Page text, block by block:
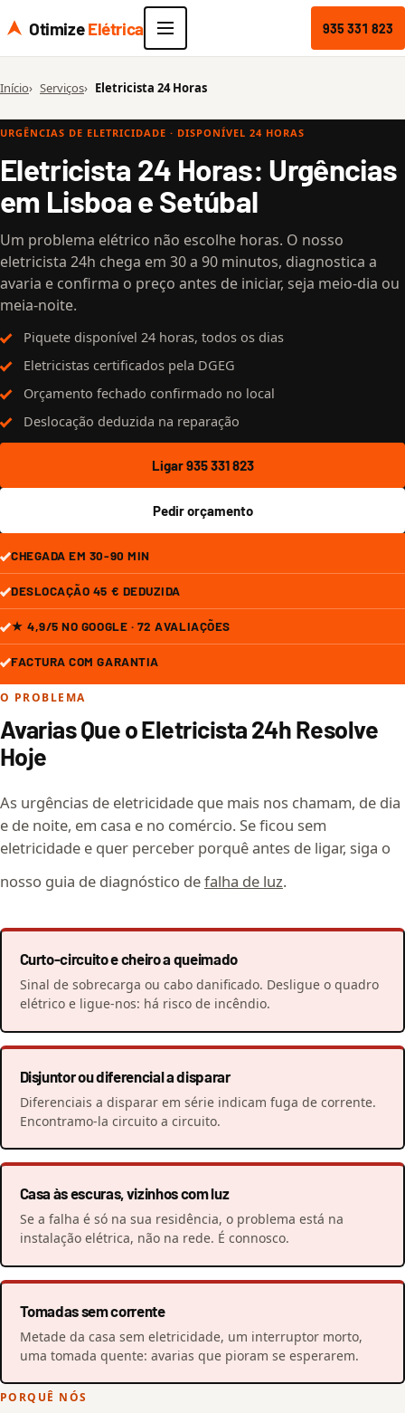
OtimizeElétrica 935 331 823
Início Serviços Eletricista 24 Horas
URGÊNCIAS DE ELETRICIDADE · DISPONÍVEL 24 HORAS
Eletricista 24 Horas: Urgências
em Lisboa e Setúbal
Um problema elétrico não escolhe horas. O nosso
eletricista 24h chega em 30 a 90 minutos, diagnostica a
avaria e confirma o preço antes de iniciar, seja meio-dia ou
meia-noite.
Piquete disponível 24 horas, todos os dias
Eletricistas certificados pela DGEG
Orçamento fechado confirmado no local
Deslocação deduzida na reparação
Ligar 935 331 823
Pedir orçamento
CHEGADA EM 30-90 MIN
DESLOCAÇÃO 45 € DEDUZIDA
★ 4,9/5 NO GOOGLE · 72 AVALIAÇÕES
FACTURA COM GARANTIA
O PROBLEMA
Avarias Que o Eletricista 24h Resolve
Hoje
As urgências de eletricidade que mais nos chamam, de dia
e de noite, em casa e no comércio. Se ficou sem
eletricidade e quer perceber porquê antes de ligar, siga o
nosso guia de diagnóstico defalha de luz.
Curto-circuito e cheiro a queimado
Sinal de sobrecarga ou cabo danificado. Desligue o quadro
elétrico e ligue-nos: há risco de incêndio.
Disjuntor ou diferencial a disparar
Diferenciais a disparar em série indicam fuga de corrente.
Encontramo-la circuito a circuito.
Casa às escuras, vizinhos com luz
Se a falha é só na sua residência, o problema está na
instalação elétrica, não na rede. É connosco.
Tomadas sem corrente
Metade da casa sem eletricidade, um interruptor morto,
uma tomada quente: avarias que pioram se esperarem.
PORQUÊ NÓS